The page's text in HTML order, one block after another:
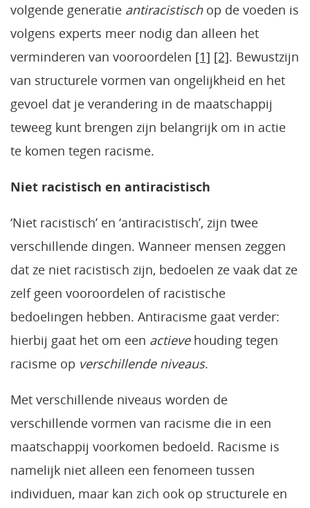
volgende generatie antiracistisch op de voeden is
volgens experts meer nodig dan alleen het
verminderen van vooroordelen [1] [2]. Bewustzijn
van structurele vormen van ongelijkheid en het
gevoel dat je verandering in de maatschappij
teweeg kunt brengen zijn belangrijk om in actie
te komen tegen racisme.
Niet racistisch en antiracistisch
‘Niet racistisch’ en ‘antiracistisch’, zijn twee
verschillende dingen. Wanneer mensen zeggen
dat ze niet racistisch zijn, bedoelen ze vaak dat ze
zelf geen vooroordelen of racistische
bedoelingen hebben. Antiracisme gaat verder:
hierbij gaat het om een actievehouding tegen
racisme op verschillende niveaus.
Met verschillende niveaus worden de
verschillende vormen van racisme die in een
maatschappij voorkomen bedoeld. Racisme is
namelijk niet alleen een fenomeen tussen
individuen, maar kan zich ook op structurele en